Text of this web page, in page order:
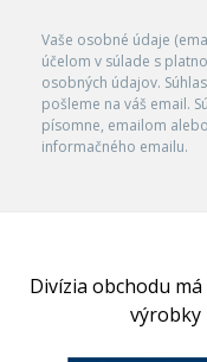
Vaše osobné údaje
účelom v súlade s
osobných údajov.
pošleme na váš email.
písomne, emailom
informačného emailu.
Divízia obchodu
výrobky